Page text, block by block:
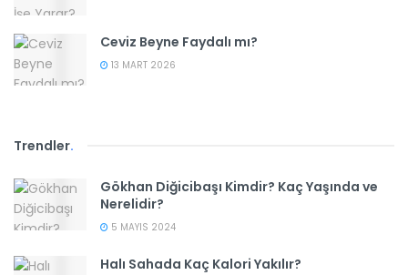
Ceviz Beyne Faydalı mı?
13 MART 2026
Trendler.
Gökhan Diğicibaşı Kimdir? Kaç Yaşında ve
Nerelidir?
5 MAYIS 2024
Halı Sahada Kaç Kalori Yakılır?